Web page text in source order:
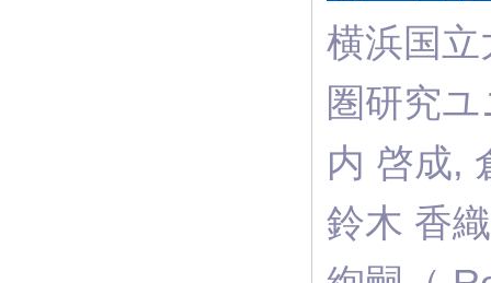
横浜国
圏研究
内 啓成,
鈴木 香